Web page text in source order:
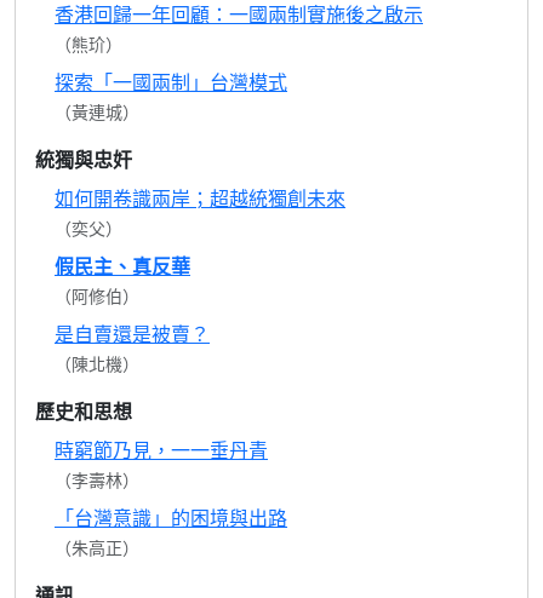
香港回歸一年回顧：一國兩制實施後之啟示
（熊玠）
探索「一國兩制」台灣模式
（黃連城）
統獨與忠奸
如何開卷識兩岸；超越統獨創未來
（奕父）
假民主、真反華
（阿修伯）
是自賣還是被賣？
（陳北機）
歷史和思想
時窮節乃見，一一垂丹青
（李壽林）
「台灣意識」的困境與出路
（朱高正）